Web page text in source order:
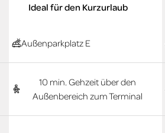
Ideal für den Kurzurlaub
Außenparkplatz E
10 min. Gehzeit über den
Außenbereich zum Terminal